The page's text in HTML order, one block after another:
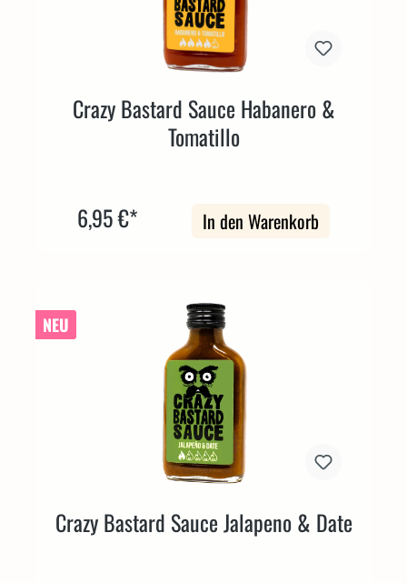
Crazy Bastard Sauce Habanero &
Tomatillo
6,95 €* In den Warenkorb
NEU
Crazy Bastard Sauce Jalapeno & Date